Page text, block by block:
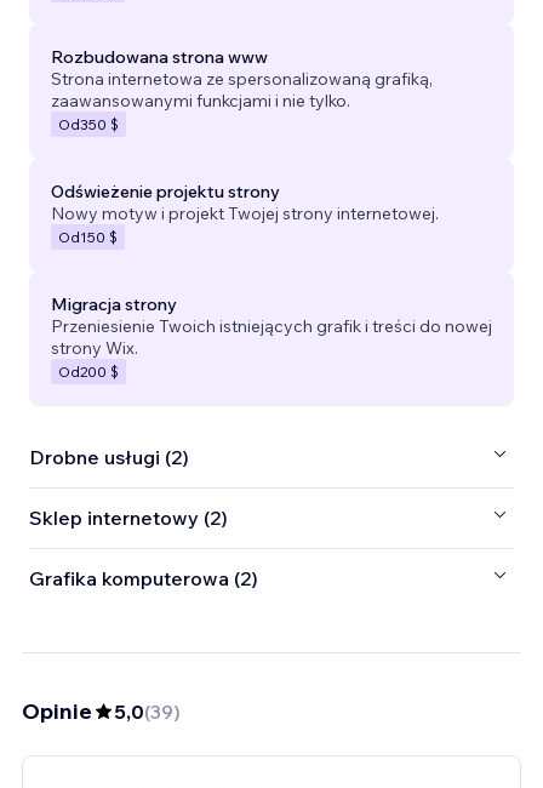
Rozbudowana strona www
Strona internetowa ze spersonalizowaną grafiką,
zaawansowanymi funkcjami i nie tylko.
Od350 $
Odświeżenie projektu strony
Nowy motyw i projekt Twojej strony internetowej.
Od150 $
Migracja strony
Przeniesienie Twoich istniejących grafik i treści do nowej
strony Wix.
Od200 $
Drobne usługi (2)
Sklep internetowy (2)
Grafika komputerowa (2)
Opinie 5,0(39)